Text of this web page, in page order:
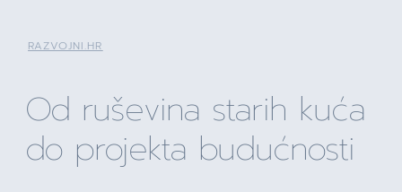
RAZVOJNI.HR
Od ruševina starih kuća
do projekta budućnosti